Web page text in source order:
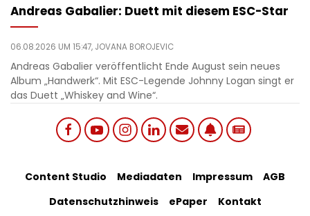
Andreas Gabalier: Duett mit diesem ESC-Star
06.08.2026 UM 15:47, JOVANA BOROJEVIC
Andreas Gabalier veröffentlicht Ende August sein neues
Album „Handwerk“. Mit ESC-Legende Johnny Logan singt er
das Duett „Whiskey and Wine“.
links
Footer
Content Studio Mediadaten Impressum
AGB
Datenschutzhinweis
ePaper Kontakt